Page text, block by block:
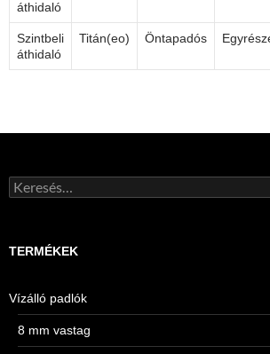
áthidaló
Szintbeli
áthidaló
Titán(eo) Öntapadós
Keresés:
TERMÉKEK
Vízálló padlók
8 mm vastag